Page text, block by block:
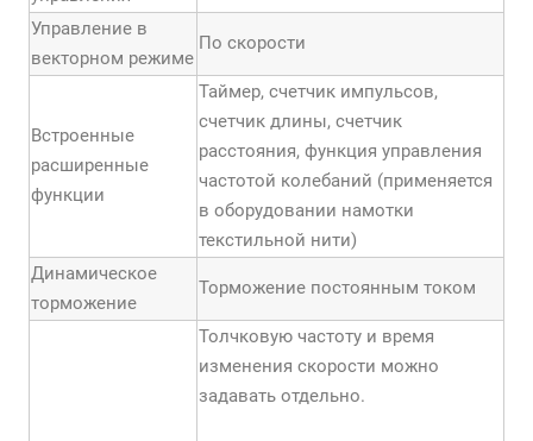
Управление в
векторном режиме
По скорости
Встроенные
расширенные
функции
Таймер, счетчик импульсов,
счетчик длины, счетчик
расстояния, функция управления
частотой колебаний (применяется
в оборудовании намотки
текстильной нити)
Динамическое
торможение
Торможение постоянным током
Толчковую частоту и время
изменения скорости можно
задавать отдельно.